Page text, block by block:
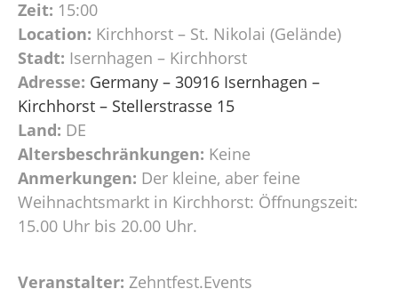
Zeit: 15:00
Location: Kirchhorst – St. Nikolai (Gelände)
Stadt: Isernhagen – Kirchhorst
Adresse: Germany – 30916 Isernhagen –
Kirchhorst – Stellerstrasse 15
Land: DE
Altersbeschränkungen: Keine
Anmerkungen: Der kleine, aber feine
Weihnachtsmarkt in Kirchhorst: Öffnungszeit:
15.00 Uhr bis 20.00 Uhr.
Veranstalter: Zehntfest.Events